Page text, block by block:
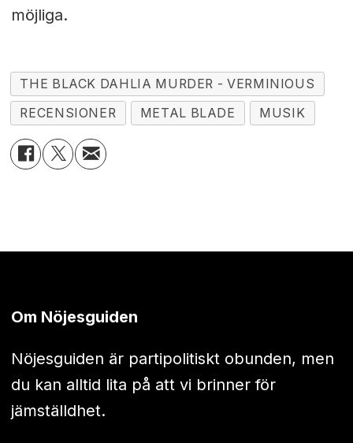
möjliga.
THE BLACK DAHLIA MURDER - VERMINIOUS
RECENSIONER
METAL BLADE MUSIK
Om Nöjesguiden
Nöjesguiden är partipolitiskt obunden, men
du kan alltid lita på att vi brinner för
jämställdhet.